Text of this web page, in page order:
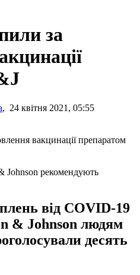
за
, 24 квітня 2021, 05:55
рекомендують
від COVID-19
& Johnson людям
десять